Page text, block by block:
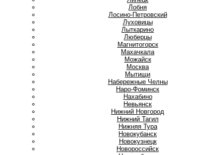
Лобня
Лосино-Петровский
Луховицы
Лыткарино
Люберцы
Магнитогорск
Махачкала
Можайск
Москва
Мытищи
Набережные Челны
Наро-Фоминск
Нахабино
Невьянск
Нижний Новгород
Нижний Тагил
Нижняя Тура
Новокубанск
Новокузнецк
Новороссийск